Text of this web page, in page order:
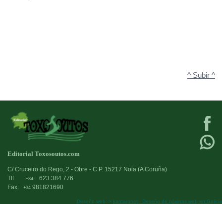
^ Subir ^
Editorial Toxosoutos.com
C/ Cruceiro do Rego, 2 - Obre - C.P. 15217 Noia (A Coruña)
Tlf:
+34
623 384 776
Fax:
+34 981821690
Deseño web:-> kantaronet - Deseño de páxinas web en Galicia